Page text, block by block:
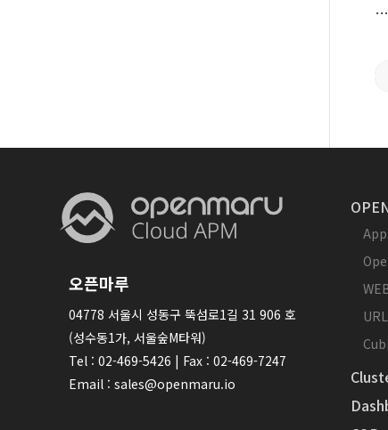
…
오픈마루
04778 서울시 성동구 뚝섬로1길 31 906 호
(성수동1가, 서울숲M타워)
Tel : 02-469-5426 | Fax : 02-469-7247
Email : sales@openmaru.io